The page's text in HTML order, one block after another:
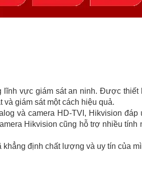
vực giám sát an ninh. Được
giám sát một cách hiệu quả.
và camera HD-TVI, Hikvision
Hikvision cũng hỗ trợ nhiều
định chất lượng và uy tín của